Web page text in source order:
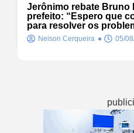
Jerônimo rebate Bruno
prefeito: “Espero que
para resolver os
Neison Cerqueira 05/